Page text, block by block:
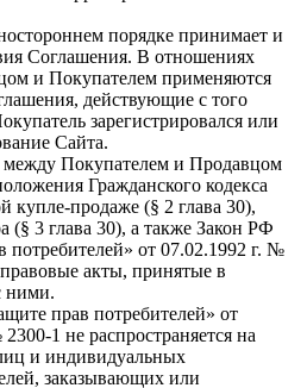
порядке принимает и
Соглашения. В отношениях
и Покупателем применяются
действующие с того
зарегистрировался или
Сайта.
Покупателем и Продавцом
Гражданского кодекса
купле-продаже (§ 2 глава 30),
(§ 3 глава 30), а также Закон РФ
потребителей» от 07.02.1992 г. №
акты, принятые в
ними.
прав потребителей» от
1 не распространяется на
и индивидуальных
заказывающих или